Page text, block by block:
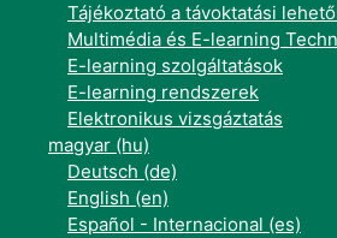
Tájékoztató a távoktatási
Multimédia és E-learning
E-learning szolgáltatások
E-learning rendszerek
Elektronikus vizsgáztatás
magyar ‎(hu)‎
Deutsch ‎(de)‎
English ‎(en)‎
Español - Internacional ‎(es)‎